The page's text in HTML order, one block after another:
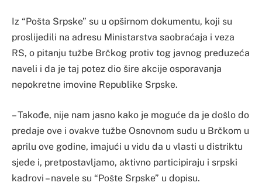
Iz “Pošta Srpske” su u opširnom dokumentu, koji su
proslijedili na adresu Ministarstva saobraćaja i veza
RS, o pitanju tužbe Brčkog protiv tog javnog preduzeća
naveli i da je taj potez dio šire akcije osporavanja
nepokretne imovine Republike Srpske.
– Takođe, nije nam jasno kako je moguće da je došlo do
predaje ove i ovakve tužbe Osnovnom sudu u Brčkom u
aprilu ove godine, imajući u vidu da u vlasti u distriktu
sjede i, pretpostavljamo, aktivno participiraju i srpski
kadrovi – navele su “Pošte Srpske” u dopisu.